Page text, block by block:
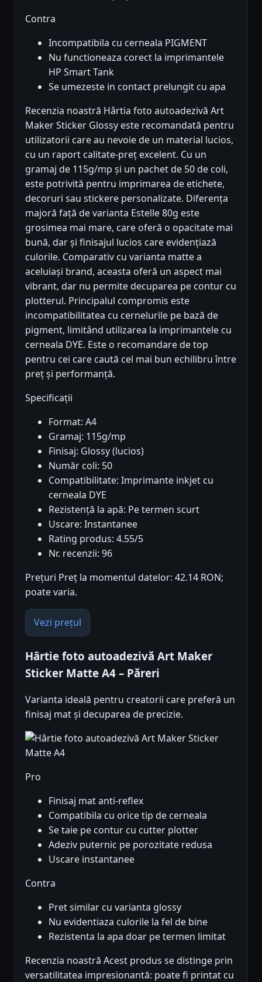
Contra
Incompatibila cu cerneala PIGMENT
Nu functioneaza corect la imprimantele
HP Smart Tank
Se umezeste in contact prelungit cu apa
Recenzia noastră Hârtia foto autoadezivă Art
Maker Sticker Glossy este recomandată pentru
utilizatorii care au nevoie de un material lucios,
cu un raport calitate-preț excelent. Cu un
gramaj de 115g/mp și un pachet de 50 de coli,
este potrivită pentru imprimarea de etichete,
decoruri sau stickere personalizate. Diferența
majoră față de varianta Estelle 80g este
grosimea mai mare, care oferă o opacitate mai
bună, dar și finisajul lucios care evidențiază
culorile. Comparativ cu varianta matte a
aceluiași brand, aceasta oferă un aspect mai
vibrant, dar nu permite decuparea pe contur cu
plotterul. Principalul compromis este
incompatibilitatea cu cernelurile pe bază de
pigment, limitând utilizarea la imprimantele cu
cerneala DYE. Este o recomandare de top
pentru cei care caută cel mai bun echilibru între
preț și performanță.
Specificații
Format: A4
Gramaj: 115g/mp
Finisaj: Glossy (lucios)
Număr coli: 50
Compatibilitate: Imprimante inkjet cu
cerneala DYE
Rezistență la apă: Pe termen scurt
Uscare: Instantanee
Rating produs: 4.55/5
Nr. recenzii: 96
Prețuri Preț la momentul datelor: 42.14 RON;
poate varia.
Vezi prețul
Hârtie foto autoadezivă Art Maker
Sticker Matte A4 – Păreri
Varianta ideală pentru creatorii care preferă un
finisaj mat și decuparea de precizie.
Pro
Finisaj mat anti-reflex
Compatibila cu orice tip de cerneala
Se taie pe contur cu cutter plotter
Adeziv puternic pe porozitate redusa
Uscare instantanee
Contra
Pret similar cu varianta glossy
Nu evidentiaza culorile la fel de bine
Rezistenta la apa doar pe termen limitat
Recenzia noastră Acest produs se distinge prin
versatilitatea impresionantă: poate fi printat cu